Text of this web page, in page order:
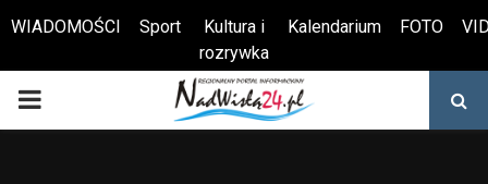
Otwórz pasek narzędzi
WIADOMOŚCI Sport
Kultura i
rozrywka
Kalendarium FOTO
PRIMARY